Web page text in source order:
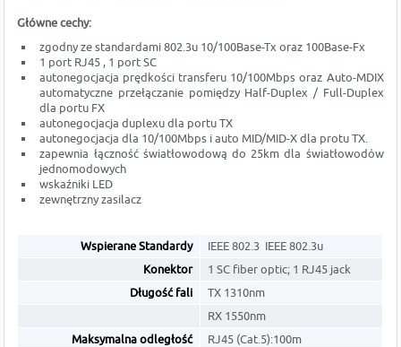
Główne cechy:
zgodny ze standardami 802.3u 10/100Base-Tx oraz 100Base-Fx
1 port RJ45 , 1 port SC
autonegocjacja prędkości transferu 10/100Mbps oraz Auto-MDIX
automatyczne przełączanie pomiędzy Half-Duplex / Full-Duplex
dla portu FX
autonegocjacja duplexu dla portu TX
autonegocjacja dla 10/100Mbps i auto MID/MID-X dla protu TX.
zapewnia łączność światłowodową do 25km dla światłowodów
jednomodowych
wskaźniki LED
zewnętrzny zasilacz
Wspierane Standardy
IEEE 802.3 IEEE 802.3u
Konektor
1 SC fiber optic; 1 RJ45 jack
Długość fali
TX 1310nm
RX 1550nm
Maksymalna odległość
RJ45 (Cat.5):100m